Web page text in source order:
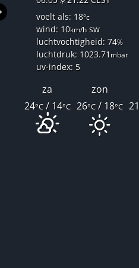
Deze gebruiker heeft
alleen een beoordeling
achtergelaten.
voelt als: 18°c
wind: 10km/hsw
luchtvochtigheid: 74%
luchtdruk: 1023.71mbar
uv-index: 5
za zon
24°C/ 14°C 26°C/ 18°C 21